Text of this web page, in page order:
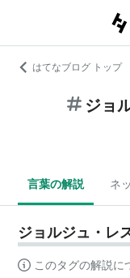
はてなブログ トップ
ジョ
言葉の解説 ネ
ジョルジュ・レ
このタグの解説に